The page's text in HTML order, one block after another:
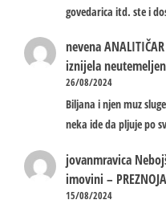
govedarica itd. ste i
nevena
iznijela
26/08/2024
Biljana i njen muz
neka ide da pljuje po
jovanmravica
imovini –
15/08/2024